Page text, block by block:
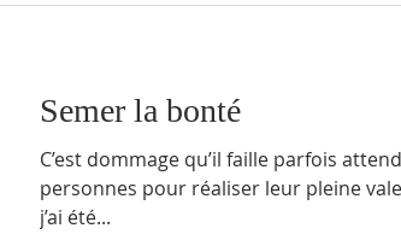
Semer la bonté
C’est dommage qu’il faille parfois
personnes pour réaliser leur pleine valeur. Au décès de
j’ai été...